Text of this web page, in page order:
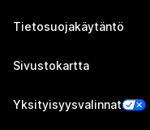
Tietosuojakäytäntö
Sivustokartta
Yksityisyysvalinnat